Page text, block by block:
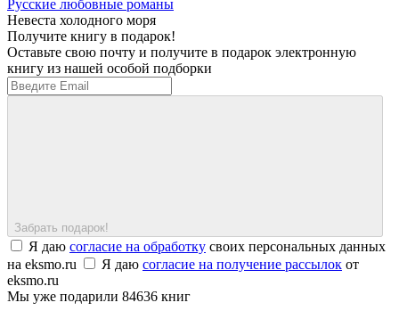
Русские любовные романы
Невеста холодного моря
Получите книгу в подарок!
Оставьте свою почту и получите в подарок электронную
книгу из нашей особой подборки
Забрать подарок!
Я даю согласие на обработку своих персональных данных
на eksmo.ru
Я даю согласие на получение рассылок от
eksmo.ru
Мы уже подарили 84636 книг